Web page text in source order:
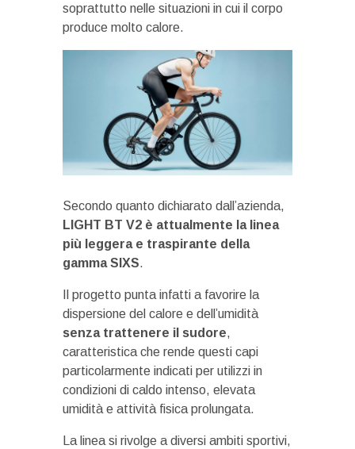
soprattutto nelle situazioni in cui il corpo
produce molto calore.
Secondo quanto dichiarato dall’azienda,
LIGHT BT V2 è attualmente la linea
più leggera e traspirante della
gamma SIXS.
Il progetto punta infatti a favorire la
dispersione del calore e dell’umidità
senza trattenere il sudore,
caratteristica che rende questi capi
particolarmente indicati per utilizzi in
condizioni di caldo intenso, elevata
umidità e attività fisica prolungata.
La linea si rivolge a diversi ambiti sportivi,